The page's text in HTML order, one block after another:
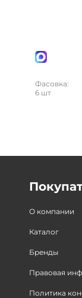
Фасовка:
6 шт
О компании
Каталог
Бренды
Правовая
Политика